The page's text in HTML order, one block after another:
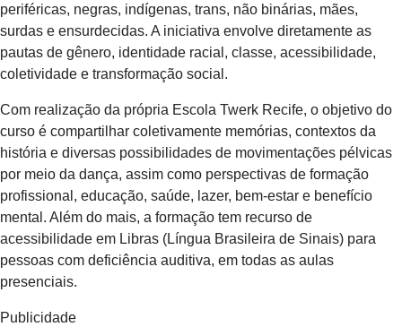
periféricas, negras, indígenas, trans, não binárias, mães,
surdas e ensurdecidas. A iniciativa envolve diretamente as
pautas de gênero, identidade racial, classe, acessibilidade,
coletividade e transformação social.
Com realização da própria Escola Twerk Recife, o objetivo do
curso é compartilhar coletivamente memórias, contextos da
história e diversas possibilidades de movimentações pélvicas
por meio da dança, assim como perspectivas de formação
profissional, educação, saúde, lazer, bem-estar e benefício
mental. Além do mais, a formação tem recurso de
acessibilidade em Libras (Língua Brasileira de Sinais) para
pessoas com deficiência auditiva, em todas as aulas
presenciais.
Publicidade